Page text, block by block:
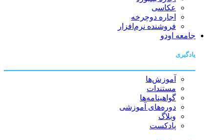
عکاسی
اجاره دوچرخه
فروشنده نرم‌افزار
جامعه اودو
یادگیری
آموزش‌ها
مستندات
گواهینامه‌ها
دوره‌های آموزشی
وبلاگ
پادکست